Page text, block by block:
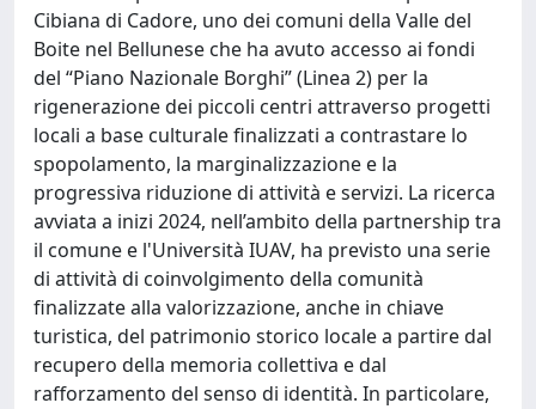
Cibiana di Cadore, uno dei comuni della Valle del
Boite nel Bellunese che ha avuto accesso ai fondi
del “Piano Nazionale Borghi” (Linea 2) per la
rigenerazione dei piccoli centri attraverso progetti
locali a base culturale finalizzati a contrastare lo
spopolamento, la marginalizzazione e la
progressiva riduzione di attività e servizi. La ricerca
avviata a inizi 2024, nell’ambito della partnership tra
il comune e l'Università IUAV, ha previsto una serie
di attività di coinvolgimento della comunità
finalizzate alla valorizzazione, anche in chiave
turistica, del patrimonio storico locale a partire dal
recupero della memoria collettiva e dal
rafforzamento del senso di identità. In particolare,